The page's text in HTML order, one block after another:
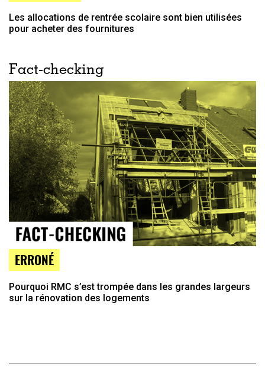
Les allocations de rentrée scolaire sont bien utilisées
pour acheter des fournitures
Fact-checking
ERRONÉ
Pourquoi RMC s’est trompée dans les grandes largeurs
sur la rénovation des logements